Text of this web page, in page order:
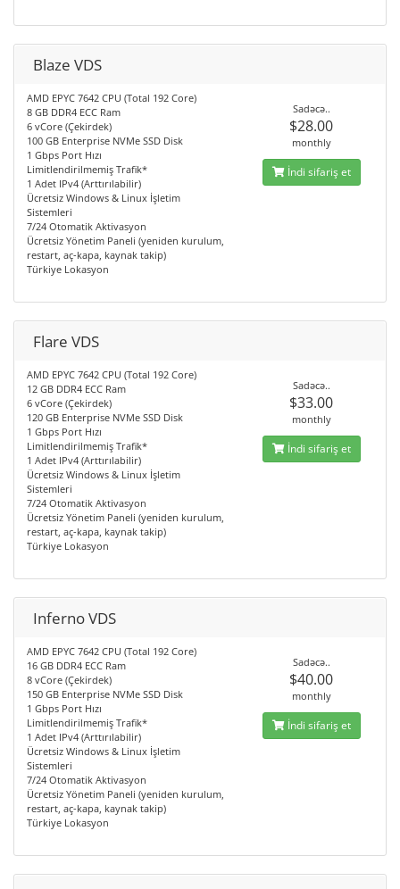
Blaze VDS
AMD EPYC 7642 CPU (Total 192 Core)
8 GB DDR4 ECC Ram
6 vCore (Çekirdek)
100 GB Enterprise NVMe SSD Disk
1 Gbps Port Hızı
Limitlendirilmemiş Trafik*
1 Adet IPv4 (Arttırılabilir)
Ücretsiz Windows & Linux İşletim
Sistemleri
7/24 Otomatik Aktivasyon
Ücretsiz Yönetim Paneli (yeniden kurulum,
restart, aç-kapa, kaynak takip)
Türkiye Lokasyon
Sadəcə..
$28.00
monthly
İndi sifariş et
Flare VDS
AMD EPYC 7642 CPU (Total 192 Core)
12 GB DDR4 ECC Ram
6 vCore (Çekirdek)
120 GB Enterprise NVMe SSD Disk
1 Gbps Port Hızı
Limitlendirilmemiş Trafik*
1 Adet IPv4 (Arttırılabilir)
Ücretsiz Windows & Linux İşletim
Sistemleri
7/24 Otomatik Aktivasyon
Ücretsiz Yönetim Paneli (yeniden kurulum,
restart, aç-kapa, kaynak takip)
Türkiye Lokasyon
Sadəcə..
$33.00
monthly
İndi sifariş et
Inferno VDS
AMD EPYC 7642 CPU (Total 192 Core)
16 GB DDR4 ECC Ram
8 vCore (Çekirdek)
150 GB Enterprise NVMe SSD Disk
1 Gbps Port Hızı
Limitlendirilmemiş Trafik*
1 Adet IPv4 (Arttırılabilir)
Ücretsiz Windows & Linux İşletim
Sistemleri
7/24 Otomatik Aktivasyon
Ücretsiz Yönetim Paneli (yeniden kurulum,
restart, aç-kapa, kaynak takip)
Türkiye Lokasyon
Sadəcə..
$40.00
monthly
İndi sifariş et